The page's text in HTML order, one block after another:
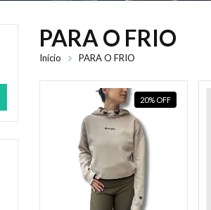
PARA O FRIO
Início PARA O FRIO
20% OFF